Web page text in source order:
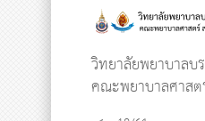
วิทยาลัยพยาบาลบ
คณะพยาบาลศาส